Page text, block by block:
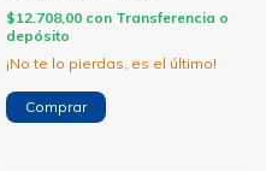
$12.708,00 con Transferencia o
depósito
¡No te lo pierdas, es el último!